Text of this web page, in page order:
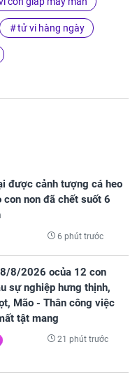
tử vi hàng ngày
được cảnh tượng cá heo
con non đã chết suốt 6
6 phút trước
8/2026 ocủa 12 con
sự nghiệp hưng thịnh,
Mão - Thân công việc
tật mang
21 phút trước